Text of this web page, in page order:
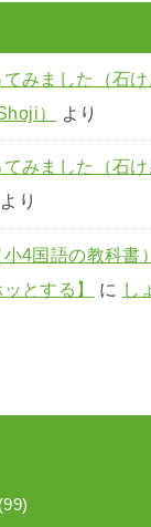
みました（石
） より
みました（石
より
小4国語の教科書
とする】
に し
(99)